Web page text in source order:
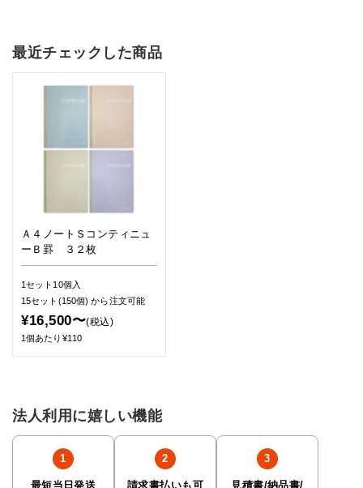
最近チェックした商品
Ａ４ノートＳコンティニュ
ーＢ罫 ３２枚
1セット10個入
15セット(150個)から注文可能
¥16,500〜(税込)
1個あたり¥110
法人利用に嬉しい機能
最短当日発送 請求書払いも可 見積書/納品書/